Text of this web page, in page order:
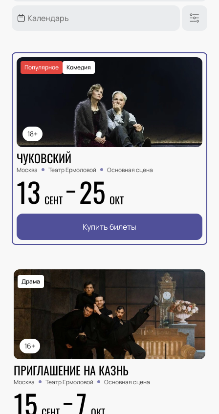
18+
Комедия
Популярное
ЧУКОВСКИЙ
Москва Театр Ермоловой Основная сцена
13 СЕНТ 25 ОКТ
Купить билеты
16+
Драма
ПРИГЛАШЕНИЕ НА КАЗНЬ
Москва Театр Ермоловой Основная сцена
15 7